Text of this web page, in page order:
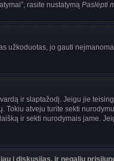
rasite nustatymą Paslėpti
užkoduotas, jo gauti
ir slaptažodį. Jeigu jie
Tokiu atveju turite sekti
ir sekti nurodymais jame.
į diskusijas, ir negaliu